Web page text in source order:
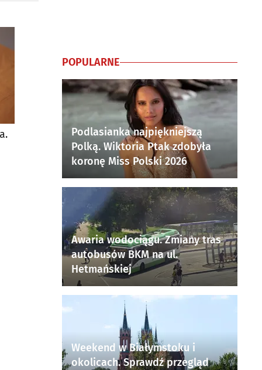
POPULARNE
Podlasianka najpiękniejszą
Polką. Wiktoria Ptak zdobyła
koronę Miss Polski 2026
Awaria wodociągu. Zmiany tras
autobusów BKM na ul.
Hetmańskiej
Weekend w Białymstoku i
okolicach. Sprawdź przegląd